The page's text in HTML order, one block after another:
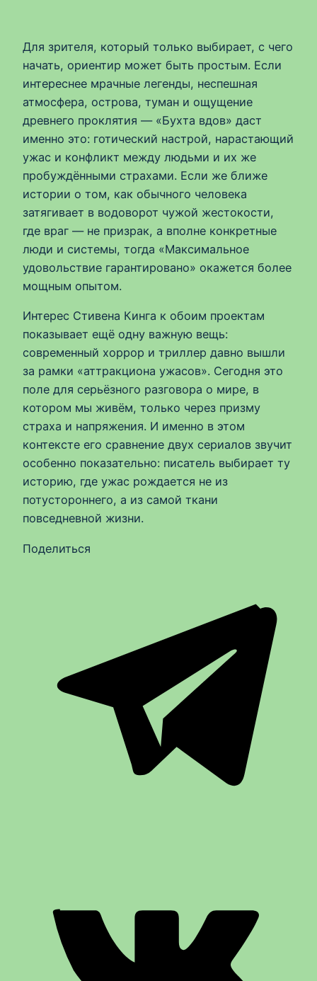
Для зрителя, который только выбирает, с чего
начать, ориентир может быть простым. Если
интереснее мрачные легенды, неспешная
атмосфера, острова, туман и ощущение
древнего проклятия — «Бухта вдов» даст
именно это: готический настрой, нарастающий
ужас и конфликт между людьми и их же
пробуждёнными страхами. Если же ближе
истории о том, как обычного человека
затягивает в водоворот чужой жестокости,
где враг — не призрак, а вполне конкретные
люди и системы, тогда «Максимальное
удовольствие гарантировано» окажется более
мощным опытом.
Интерес Стивена Кинга к обоим проектам
показывает ещё одну важную вещь:
современный хоррор и триллер давно вышли
за рамки «аттракциона ужасов». Сегодня это
поле для серьёзного разговора о мире, в
котором мы живём, только через призму
страха и напряжения. И именно в этом
контексте его сравнение двух сериалов звучит
особенно показательно: писатель выбирает ту
историю, где ужас рождается не из
потустороннего, а из самой ткани
повседневной жизни.
Поделиться